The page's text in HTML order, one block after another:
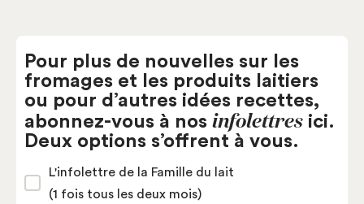
Pour plus de nouvelles sur les
fromages et les produits laitiers
ou pour d’autres idées recettes,
abonnez-vous à nos infolettres ici.
Deux options s’offrent à vous.
L'infolettre de la Famille du lait
(1 fois tous les deux mois)